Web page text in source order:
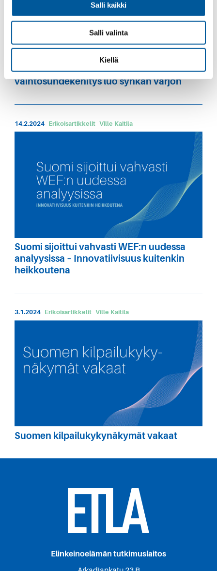
Salli kaikki
Salli valinta
Kiellä
Kustannuskilpailukyky parantunut, mutta
vaihtosuhdekehitys luo synkän varjon
14.2.2024 Erikoisartikkelit Ville Kaitila
Suomi sijoittui vahvasti WEF:n uudessa
analyysissa – Innovatiivisuus kuitenkin
heikkoutena
3.1.2024 Erikoisartikkelit Ville Kaitila
Suomen kilpailukykynäkymät vakaat
Elinkeinoelämän tutkimuslaitos